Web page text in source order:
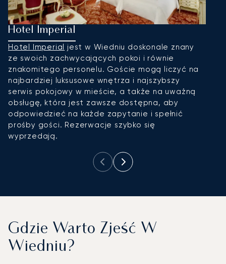
Hotel Imperial
Hotel Imperial jest w Wiedniu doskonale znany
ze swoich zachwycających pokoi i równie
znakomitego personelu. Goście mogą liczyć na
najbardziej luksusowe wnętrza i najszybszy
serwis pokojowy w mieście, a także na uważną
obsługę, która jest zawsze dostępna, aby
odpowiedzieć na każde zapytanie i spełnić
prośby gości. Rezerwacje szybko się
wyprzedają.
Gdzie Warto Zjeść W
Wiedniu?